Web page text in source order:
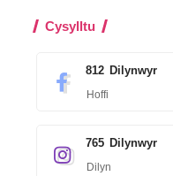
Cysylltu
812 Dilynwyr
Hoffi
765 Dilynwyr
Dilyn